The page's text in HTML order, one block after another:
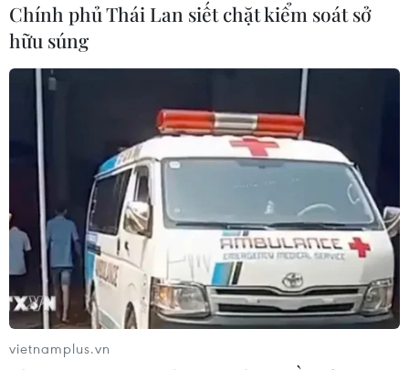
Chính phủ Thái Lan siết chặt kiểm soát sở
hữu súng
vietnamplus.vn